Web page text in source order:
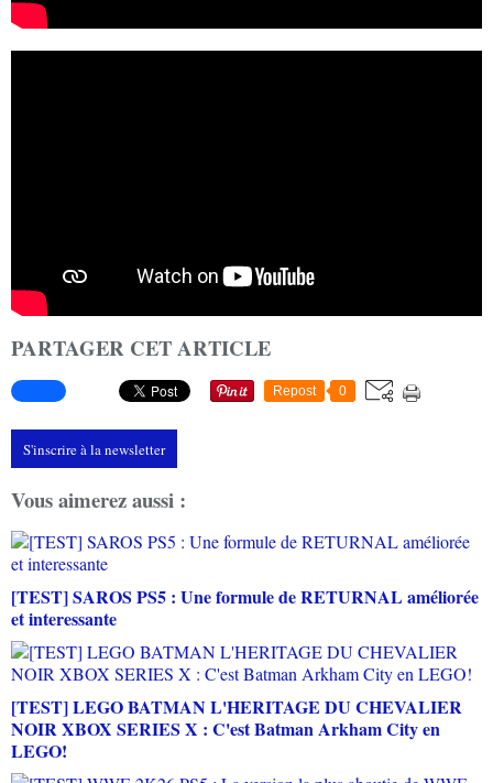
PARTAGER CET ARTICLE
Repost 0
S'inscrire à la newsletter
Vous aimerez aussi :
[TEST] SAROS PS5 : Une formule de RETURNAL améliorée
et interessante
[TEST] LEGO BATMAN L'HERITAGE DU CHEVALIER
NOIR XBOX SERIES X : C'est Batman Arkham City en
LEGO!